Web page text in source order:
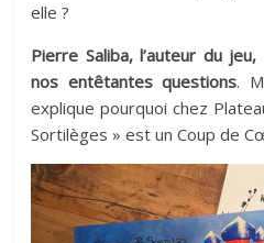
elle ?
Pierre Saliba, l’auteur du
nos entêtantes questions.
explique pourquoi chez
Sortilèges » est un Coup de